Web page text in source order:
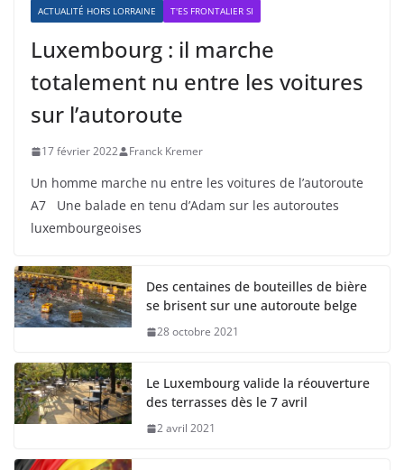
ACTUALITÉ HORS LORRAINE T'ES FRONTALIER SI
Luxembourg : il marche
totalement nu entre les voitures
sur l’autoroute
17 février 2022 Franck Kremer
Un homme marche nu entre les voitures de l’autoroute
A7 Une balade en tenu d’Adam sur les autoroutes
luxembourgeoises
Des centaines de bouteilles de bière
se brisent sur une autoroute belge
28 octobre 2021
Le Luxembourg valide la réouverture
des terrasses dès le 7 avril
2 avril 2021